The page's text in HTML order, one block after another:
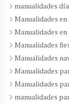
manualidades
Manualidades
Manualidades
Manualidades
Manualidades
Manualidades
Manualidades
manualidades